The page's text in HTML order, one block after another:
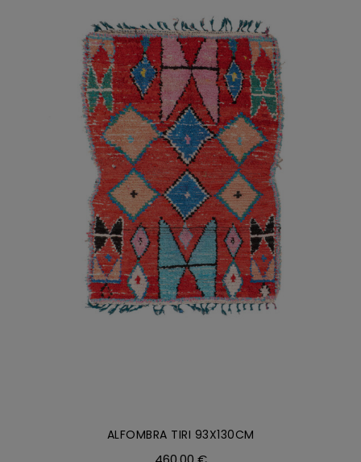
AÑADIR AL CARRITO / DETALLES
ALFOMBRA TIRI 93X130CM